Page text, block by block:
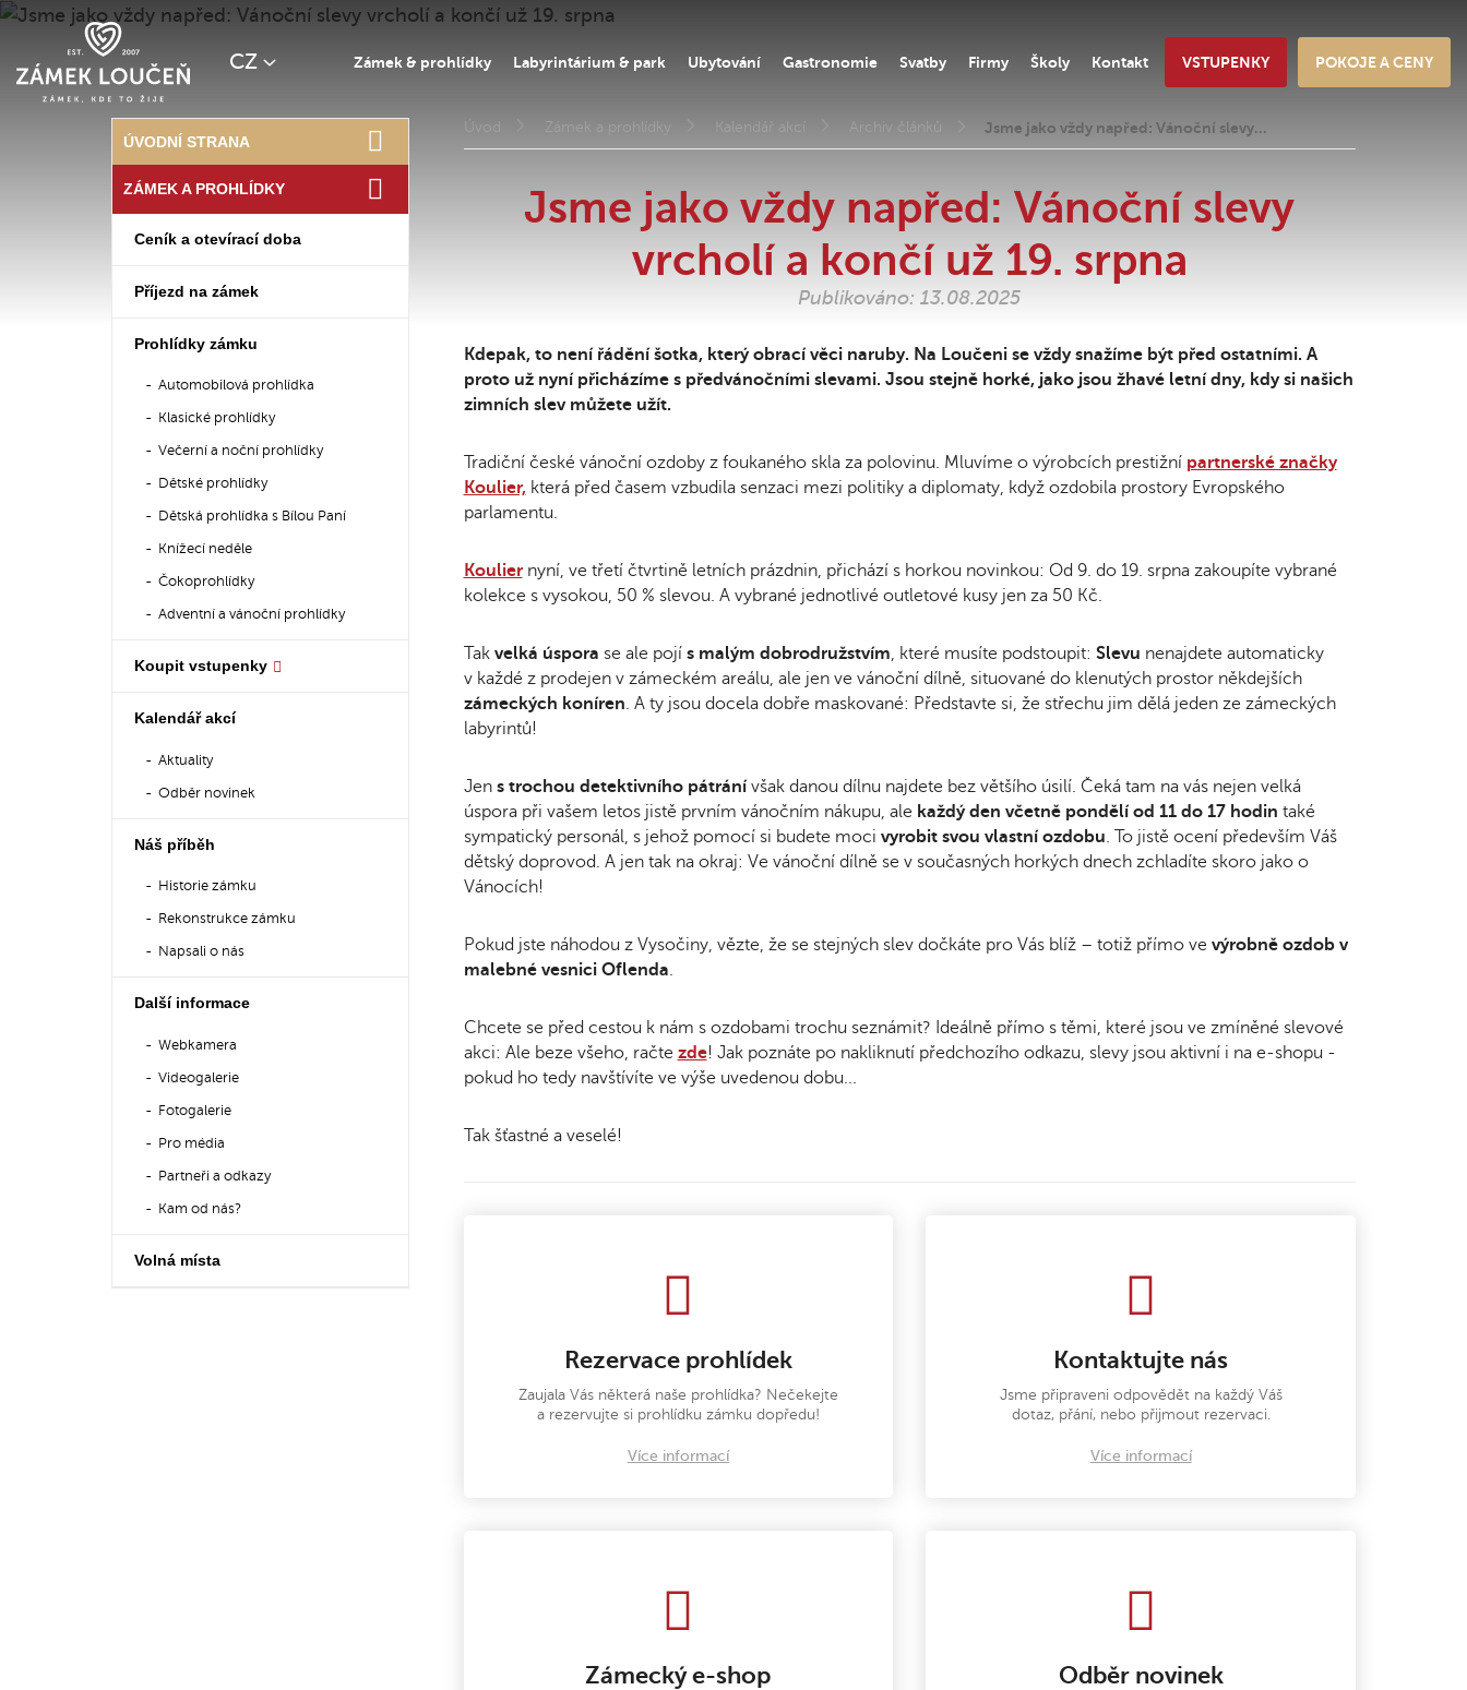
CZ VSTUPENKY POKOJE A CENY
Zámek & prohlídky Labyrintárium & park Ubytování Gastronomie Svatby Firmy Školy Kontakt
Úvod Zámek a prohlídky Kalendář akcí Archiv článků Jsme jako vždy napřed: Vánoční slevy…
Jsme jako vždy napřed: Vánoční slevy
vrcholí a končí už 19. srpna
Publikováno: 13.08.2025
Kdepak, to není řádění šotka, který obrací věci naruby. Na Loučeni se vždy snažíme být před ostatními. A
proto už nyní přicházíme s předvánočními slevami. Jsou stejně horké, jako jsou žhavé letní dny, kdy si našich
zimních slev můžete užít.
Tradiční české vánoční ozdoby z foukaného skla za polovinu. Mluvíme o výrobcích prestižní partnerské značky
Koulier,která před časem vzbudila senzaci mezi politiky a diplomaty, když ozdobila prostory Evropského
parlamentu.
Kouliernyní, ve třetí čtvrtině letních prázdnin, přichází s horkou novinkou: Od 9. do 19. srpna zakoupíte vybrané
kolekce s vysokou, 50 % slevou. A vybrané jednotlivé outletové kusy jen za 50 Kč.
Tak velká úspora se ale pojí s malým dobrodružstvím, které musíte podstoupit: Slevu nenajdete automaticky
v každé z prodejen v zámeckém areálu, ale jen ve vánoční dílně, situované do klenutých prostor někdejších
zámeckých koníren. A ty jsou docela dobře maskované: Představte si, že střechu jim dělá jeden ze zámeckých
labyrintů!
Jen s trochou detektivního pátránívšak danou dílnu najdete bez většího úsilí. Čeká tam na vás nejen velká
úspora při vašem letos jistě prvním vánočním nákupu, ale každý den včetně pondělí od 11 do 17 hodin také
sympatický personál, s jehož pomocí si budete moci vyrobit svou vlastní ozdobu. To jistě ocení především Váš
dětský doprovod. A jen tak na okraj: Ve vánoční dílně se v současných horkých dnech zchladíte skoro jako o
Vánocích!
Pokud jste náhodou z Vysočiny, vězte, že se stejných slev dočkáte pro Vás blíž – totiž přímo ve výrobně ozdob v
malebné vesnici Oflenda.
Chcete se před cestou k nám s ozdobami trochu seznámit? Ideálně přímo s těmi, které jsou ve zmíněné slevové
akci: Ale beze všeho, račte zde! Jak poznáte po nakliknutí předchozího odkazu, slevy jsou aktivní i na e-shopu -
pokud ho tedy navštívíte ve výše uvedenou dobu...
Tak šťastné a veselé!
Rezervace prohlídek
Zaujala Vás některá naše prohlídka? Nečekejte
a rezervujte si prohlídku zámku dopředu!
Více informací
Kontaktujte nás
Jsme připraveni odpovědět na každý Váš
dotaz, přání, nebo přijmout rezervaci.
Více informací
Zámecký e-shop Odběr novinek
ÚVODNÍ STRANA
ZÁMEK A PROHLÍDKY
Ceník a otevírací doba
Příjezd na zámek
Prohlídky zámku
Automobilová prohlídka
Klasické prohlídky
Večerní a noční prohlídky
Dětské prohlídky
Dětská prohlídka s Bílou Paní
Knížecí neděle
Čokoprohlídky
Adventní a vánoční prohlídky
Koupit vstupenky
Kalendář akcí
Aktuality
Odběr novinek
Náš příběh
Historie zámku
Rekonstrukce zámku
Napsali o nás
Další informace
Webkamera
Videogalerie
Fotogalerie
Pro média
Partneři a odkazy
Kam od nás?
Volná místa